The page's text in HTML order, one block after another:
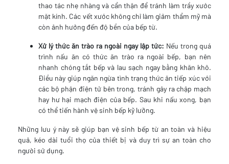
thao tác nhẹ nhàng và cẩn thận để tránh làm trầy xước
mặt kính. Các vết xước không chỉ làm giảm thẩm mỹ mà
còn ảnh hưởng đến độ bền của bếp từ.
Xử lý thức ăn trào ra ngoài ngay lập tức: Nếu trong quá
trình nấu ăn có thức ăn trào ra ngoài bếp, bạn nên
nhanh chóng tắt bếp và lau sạch ngay bằng khăn khô.
Điều này giúp ngăn ngừa tình trạng thức ăn tiếp xúc với
các bộ phận điện tử bên trong, tránh gây ra chập mạch
hay hư hại mạch điện của bếp. Sau khi nấu xong, bạn
có thể tiến hành vệ sinh bếp kỹ lưỡng.
Những lưu ý này sẽ giúp bạn vệ sinh bếp từ an toàn và hiệu
quả, kéo dài tuổi thọ của thiết bị và duy trì sự an toàn cho
người sử dụng.